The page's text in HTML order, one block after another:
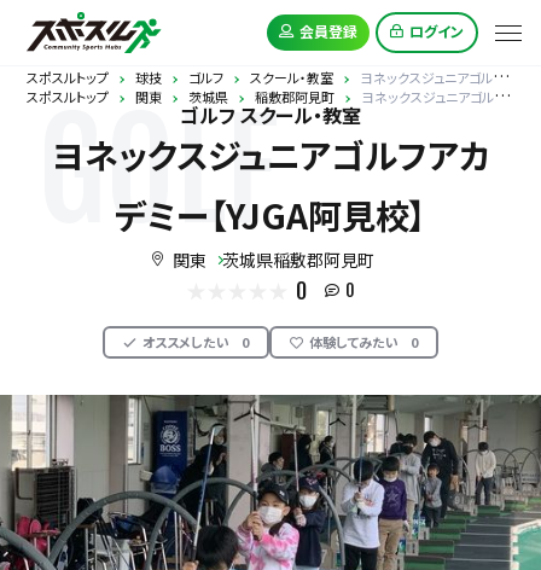
会員登録 ログイン
スポスルトップ 球技 ゴルフ スクール・教室
ヨネックスジュニアゴルフアカデミー【YJGA阿見校】
スポスルトップ
関東 茨城県 稲敷郡阿見町 ヨネックスジュニアゴルフアカデミー【YJGA阿見校】
GOLF
ゴルフ スクール・教室
ヨネックスジュニアゴルフアカ
デミー【YJGA阿見校】
関東 茨城県稲敷郡阿見町
0 0
オススメしたい 0 体験してみたい 0